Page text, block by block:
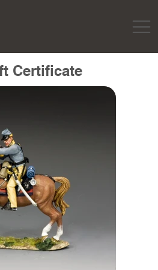
Certificate